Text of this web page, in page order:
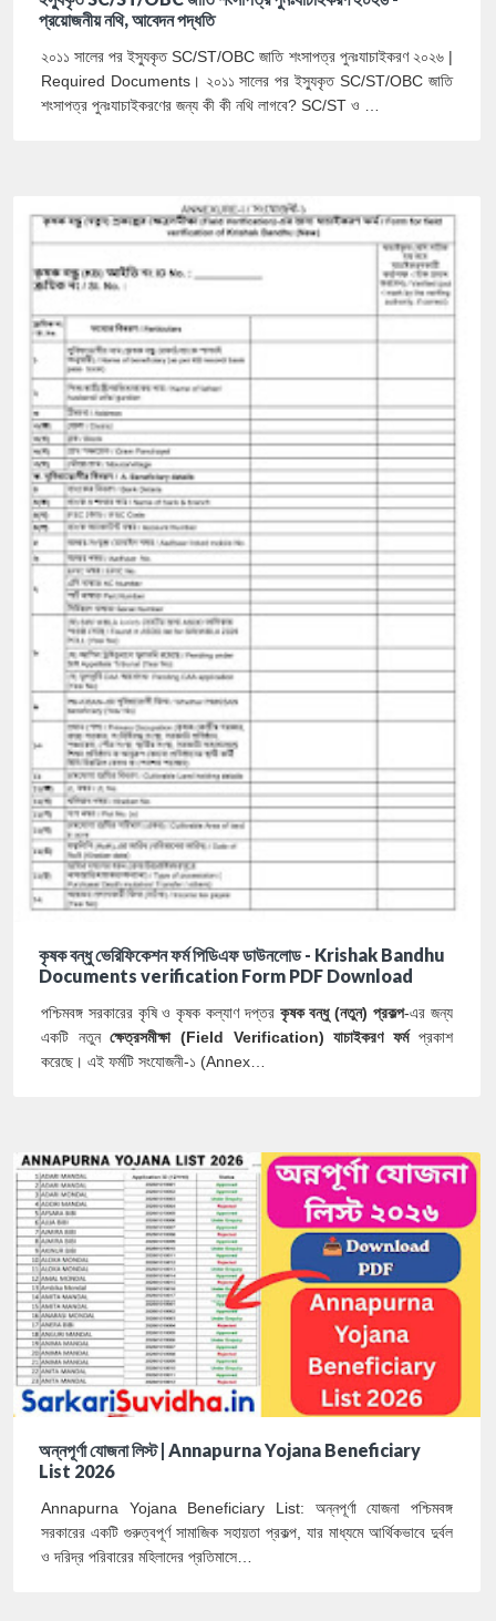
প্রয়োজনীয় নথি, আবেদন পদ্ধতি
২০১১ সালের পর ইস্যুকৃত SC/ST/OBC জাতি শংসাপত্র পুনঃযাচাইকরণ ২০২৬ |
Required Documents। ২০১১ সালের পর ইস্যুকৃত SC/ST/OBC জাতি
শংসাপত্র পুনঃযাচাইকরণের জন্য কী কী নথি লাগবে? SC/ST ও …
কৃষক বন্ধু ভেরিফিকেশন ফর্ম পিডিএফ ডাউনলোড - Krishak Bandhu
Documents verification Form PDF Download
পশ্চিমবঙ্গ সরকারের কৃষি ও কৃষক কল্যাণ দপ্তর কৃষক বন্ধু (নতুন) প্রকল্প-এর জন্য
একটি নতুনক্ষেত্রসমীক্ষা (Field Verification) যাচাইকরণ ফর্মপ্রকাশ
করেছে। এই ফর্মটি সংযোজনী-১ (Annex…
অন্নপূর্ণা যোজনা লিস্ট | Annapurna Yojana Beneficiary
List 2026
Annapurna Yojana Beneficiary List: অন্নপূর্ণা যোজনা পশ্চিমবঙ্গ
সরকারের একটি গুরুত্বপূর্ণ সামাজিক সহায়তা প্রকল্প, যার মাধ্যমে আর্থিকভাবে দুর্বল
ও দরিদ্র পরিবারের মহিলাদের প্রতিমাসে…